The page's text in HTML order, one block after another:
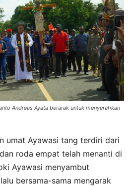
Andreas Ayata berarak untuk menyerahkan
umat Ayawasi tang terdiri dari
roda empat telah menanti di
Ayawasi menyambut
bersama-sama mengarak